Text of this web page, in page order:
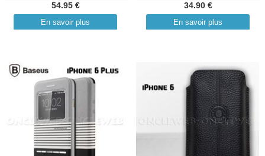
54.95 €
En savoir plus
34.90 €
En savoir plus